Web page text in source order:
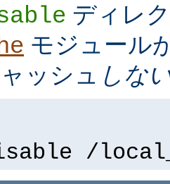
ディレ
モジュール
ッシュ しな
/